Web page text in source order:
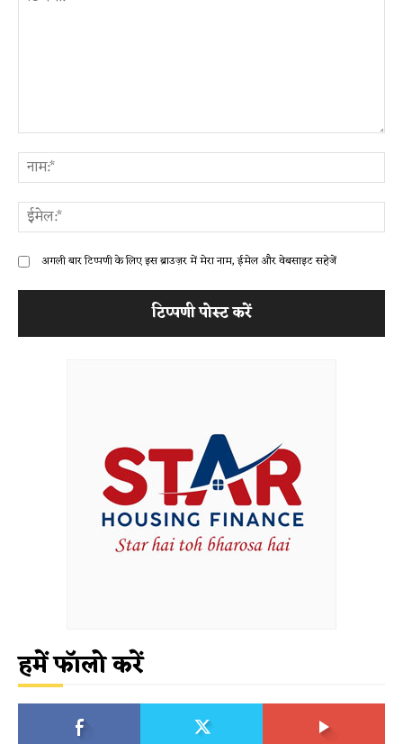
अगली बार टिप्पणी के लिए इस ब्राउज़र में मेरा नाम, ईमेल और वेबसाइट सहेजें
हमें फॉलो करें